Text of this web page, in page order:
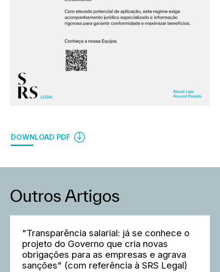
DOWNLOAD PDF
Outros Artigos
"Transparência salarial: já se conhece o
projeto do Governo que cria novas
obrigações para as empresas e agrava
sanções" (com referência à SRS Legal)